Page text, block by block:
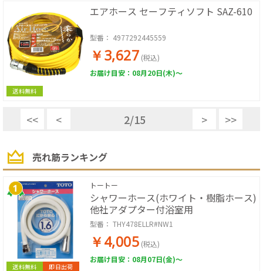
送料無料
エアホース セーフティソフト SAZ-610
型番： 4977292445559
￥3,627 (税込)
お届け目安：08月20日(木)～
<< < 2/15 > >>
売れ筋ランキング
送料無料 即日出荷
トートー
シャワーホース(ホワイト・樹脂ホース)
他社アダプター付浴室用
型番： THY478ELLR#NW1
￥4,005 (税込)
お届け目安：08月07日(金)～